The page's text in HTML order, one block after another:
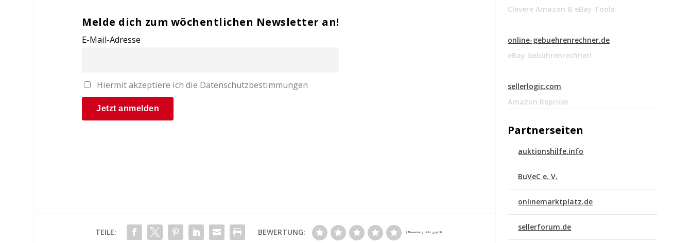
Melde dich zum wöchentlichen Newsletter an!
E-Mail-Adresse
Hiermit akzeptiere ich die Datenschutzbestimmungen
TEILE: BEWERTUNG:
Clevere Amazon & eBay Tools
online-gebuehrenrechner.de
eBay Gebührenrechner!
sellerlogic.com
Amazon Repricer
Partnerseiten
auktionshilfe.info
BuVeC e. V.
onlinemarktplatz.de
sellerforum.de